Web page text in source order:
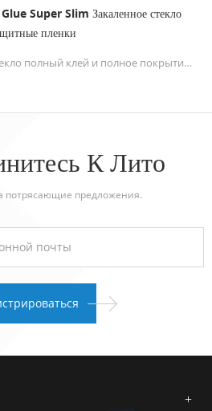
Super Slim Закаленное стекло
пленки
Huawei p20 закаленное стекло полный клей и полное покрытие с 2,5-дюймовым поверхностным дизайном, защитная прокладка из стекла 9H, предотвращающая разрыв экрана, царапины ножом, ключами и суточными веществами.
К Лито
потрясающие предложения.